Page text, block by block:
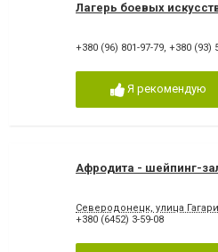
Лагерь боевых
+380 (96) 801-97-79, +380 (93)
Я рекомендую
Афродита - шейпинг-
Северодонецк, улица
+380 (6452) 3-59-08